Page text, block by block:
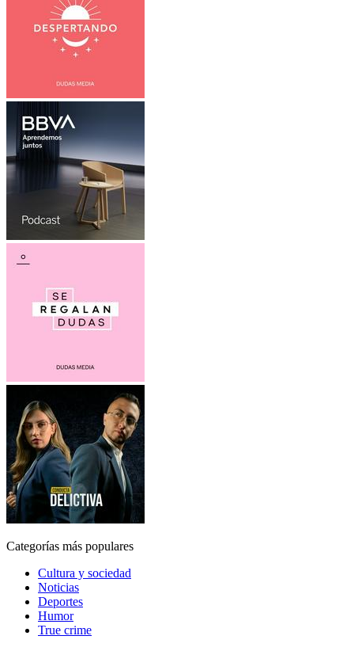
Categorías más populares
Cultura y sociedad
Noticias
Deportes
Humor
True crime